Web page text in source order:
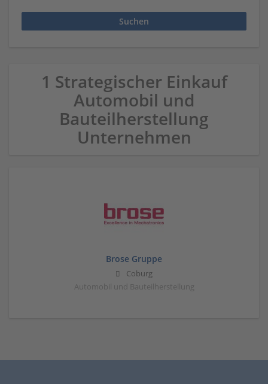
1 Strategischer Einkauf
Automobil und
Bauteilherstellung
Unternehmen
Brose Gruppe
Coburg
Automobil und Bauteilherstellung